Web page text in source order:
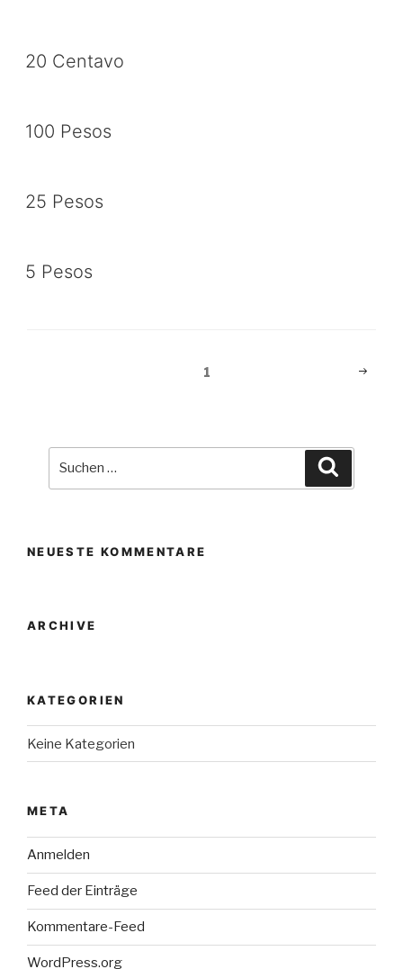
20 Centavo
100 Pesos
25 Pesos
5 Pesos
1
NEUESTE KOMMENTARE
ARCHIVE
KATEGORIEN
Keine Kategorien
META
Anmelden
Feed der Einträge
Kommentare-Feed
WordPress.org